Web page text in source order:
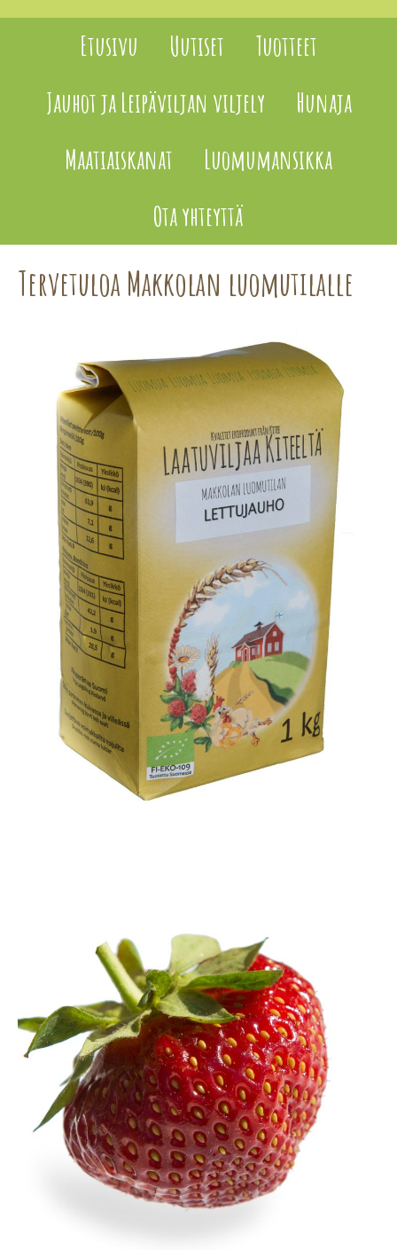
Etusivu Uutiset
Tuotteet
Jauhot ja Leipäviljan viljely
Hunaja
Maatiaiskanat
Luomumansikka
Ota yhteyttä
Tervetuloa Makkolan luomutilalle